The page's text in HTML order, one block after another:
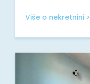
Više o nekretnini >